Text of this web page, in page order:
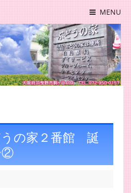
MENU
の家２番館 誕
②